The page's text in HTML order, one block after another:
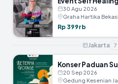
30 Agu 2026
Rp 399rb
Jakarta 7
Konser Paduan
20 Sep 2026
Gedung Kesenian